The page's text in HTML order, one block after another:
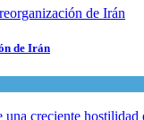
de Irán